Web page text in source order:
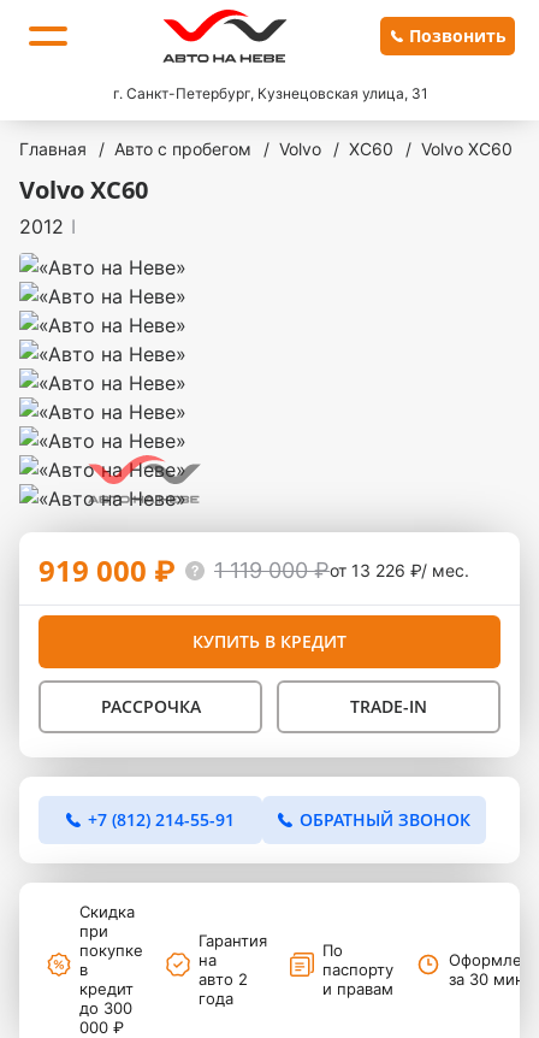
г. Санкт-Петербург, Кузнецовская улица, 31
Позвонить
Главная / Авто с пробегом / Volvo / XC60 / Volvo XC60
Volvo XC60
2012 I
919 000 ₽ 1 119 000 ₽от 13 226 ₽/ мес.
КУПИТЬ В КРЕДИТ
РАССРОЧКА TRADE-IN
+7 (812) 214-55-91 ОБРАТНЫЙ ЗВОНОК
Скидка
при
покупке
в
кредит
до 300
000 ₽
Гарантия
на
авто 2
года
По
паспорту
и правам
за 30